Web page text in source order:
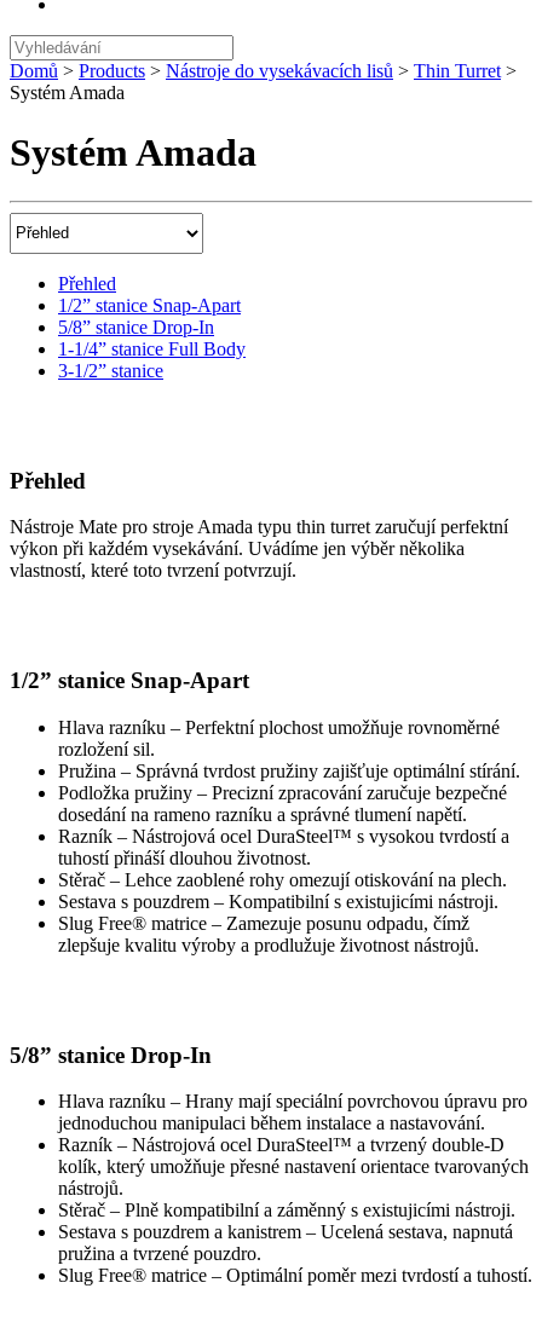
Vyhledávání
:Domů > Products > Nástroje do vysekávacích lisů > Thin Turret >
Systém Amada
Systém Amada
Menu
obsahu
Přehled
1/2” stanice Snap-Apart
5/8” stanice Drop-In
1-1/4” stanice Full Body
3-1/2” stanice
Přehled
Nástroje Mate pro stroje Amada typu thin turret zaručují perfektní
výkon při každém vysekávání. Uvádíme jen výběr několika
vlastností, které toto tvrzení potvrzují.
1/2” stanice Snap-Apart
Hlava razníku – Perfektní plochost umožňuje rovnoměrné
rozložení sil.
Pružina – Správná tvrdost pružiny zajišťuje optimální stírání.
Podložka pružiny – Precizní zpracování zaručuje bezpečné
dosedání na rameno razníku a správné tlumení napětí.
Razník – Nástrojová ocel DuraSteel™ s vysokou tvrdostí a
tuhostí přináší dlouhou životnost.
Stěrač – Lehce zaoblené rohy omezují otiskování na plech.
Sestava s pouzdrem – Kompatibilní s existujicími nástroji.
Slug Free® matrice – Zamezuje posunu odpadu, čímž
zlepšuje kvalitu výroby a prodlužuje životnost nástrojů.
5/8” stanice Drop-In
Hlava razníku – Hrany mají speciální povrchovou úpravu pro
jednoduchou manipulaci během instalace a nastavování.
Razník – Nástrojová ocel DuraSteel™ a tvrzený double-D
kolík, který umožňuje přesné nastavení orientace tvarovaných
nástrojů.
Stěrač – Plně kompatibilní a záměnný s existujicími nástroji.
Sestava s pouzdrem a kanistrem – Ucelená sestava, napnutá
pružina a tvrzené pouzdro.
Slug Free® matrice – Optimální poměr mezi tvrdostí a tuhostí.